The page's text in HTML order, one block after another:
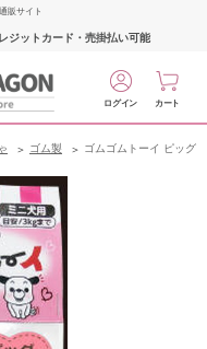
販サイト
ジットカード・売掛払い可能
ログイン カート
ゴム製 ゴムゴムトーイ ピッグ